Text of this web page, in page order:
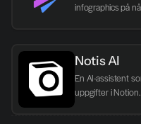
infographics på
Notis AI
En AI-assistent